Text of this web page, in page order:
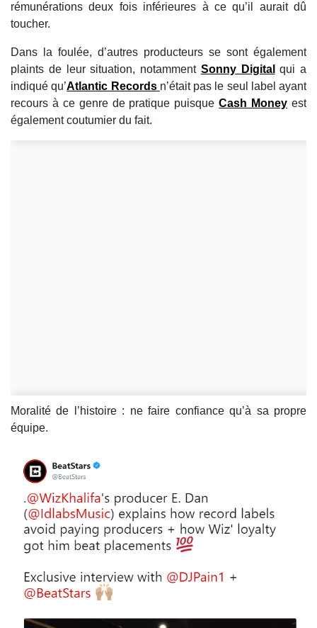
rémunérations deux fois inférieures à ce qu’il aurait dû
toucher.
Dans la foulée, d’autres producteurs se sont également
plaints de leur situation, notamment Sonny Digital qui a
indiqué qu’Atlantic Records n’était pas le seul label ayant
recours à ce genre de pratique puisqueCash Money est
également coutumier du fait.
Moralité de l’histoire : ne faire confiance qu’à sa propre
équipe.